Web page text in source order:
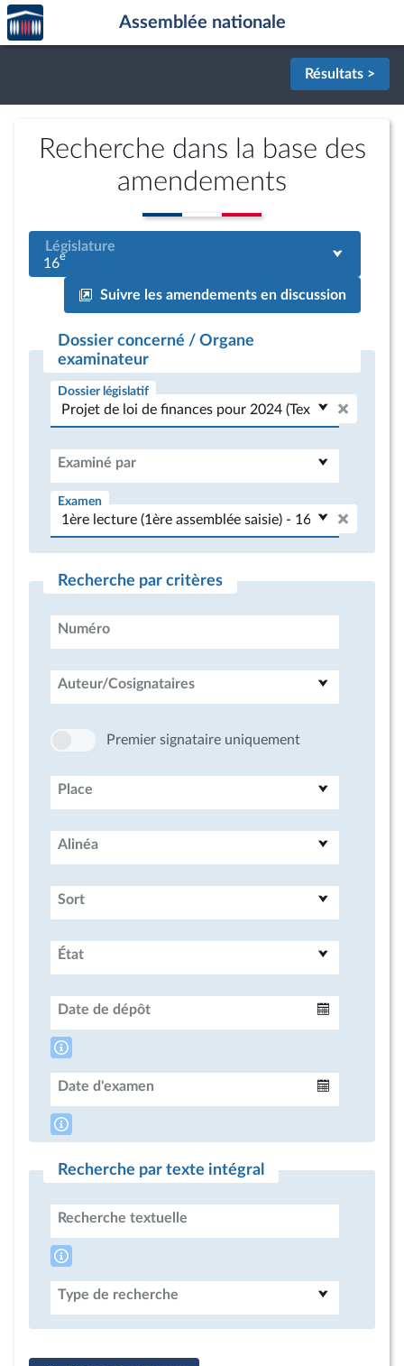
Aller au contenu
Aller en bas de la page
Accèder
à la
page
Assemblée nationale
Résultats >
Recherche dans la base des
amendements
Législature
16e
Suivre les amendements en discussion
Dossier concerné / Organe
examinateur
Dossier législatif
Examiné par
Examen
Recherche par critères
Numéro
Auteur/Cosignataires
Premier signataire uniquement
Place
Alinéa
Sort
État
Date de dépôt
Date d'examen
Recherche par texte intégral
Recherche textuelle
Type de recherche